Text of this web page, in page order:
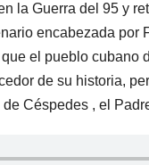
la Guerra del 95 y
encabezada por
el pueblo
de su historia,
Céspedes , el